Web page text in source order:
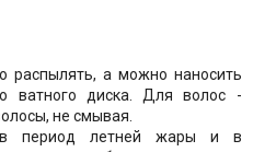
распылять, а можно наносить
ватного диска. Для волос -
не смывая.
в период летней жары и в